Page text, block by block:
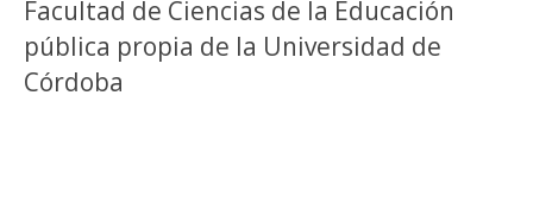
Facultad de Ciencias de la Educación
pública propia de la Universidad de
Córdoba